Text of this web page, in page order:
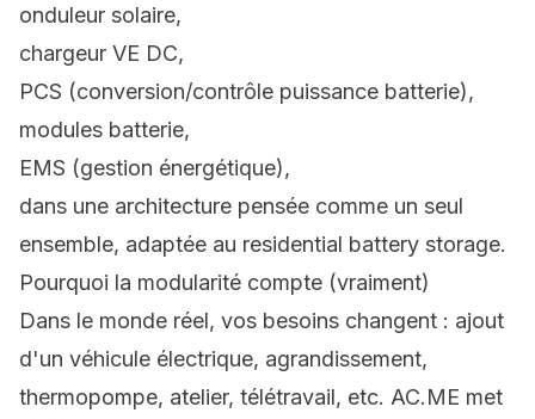
onduleur solaire,
chargeur VE DC,
PCS (conversion/contrôle puissance batterie),
modules batterie,
EMS (gestion énergétique),
dans une architecture pensée comme un seul
ensemble, adaptée au residential battery storage.
Pourquoi la modularité compte (vraiment)
Dans le monde réel, vos besoins changent : ajout
d'un véhicule électrique, agrandissement,
thermopompe, atelier, télétravail, etc. AC.ME met